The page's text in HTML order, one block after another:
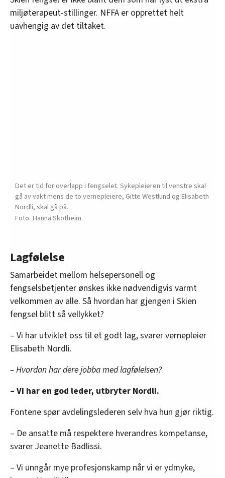
miljøterapeut-stillinger. NFFA er opprettet helt
uavhengig av det tiltaket.
Det er tid for overlapp i fengselet. Sykepleieren til venstre skal
gå av vakt mens de to vernepleiere, Gitte Westlund og Elisabeth
Nordli, skal gå på.
Hanna Skotheim
Lagfølelse
Samarbeidet mellom helsepersonell og
fengselsbetjenter ønskes ikke nødvendigvis varmt
velkommen av alle. Så hvordan har gjengen i Skien
fengsel blitt så vellykket?
– Vi har utviklet oss til et godt lag, svarer vernepleier
Elisabeth Nordli.
– Hvordan har dere jobba med lagfølelsen?
– Vi har en god leder, utbryter Nordli.
Fontene spør avdelingslederen selv hva hun gjør riktig.
– De ansatte må respektere hverandres kompetanse,
svarer Jeanette Badlissi.
– Vi unngår mye profesjonskamp når vi er ydmyke,